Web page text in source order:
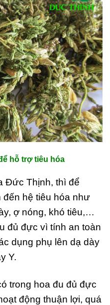
hỗ trợ tiêu hóa
Đức Thịnh, thì để
hệ tiêu hóa như
ợ nóng, khó tiêu,…
đủ đực vì tính an toàn
dụng phụ lên dạ dày
Y.
trong hoa đu đủ đực
động thuận lợi, quá